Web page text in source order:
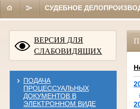
СУДЕБНОЕ
ВЕРСИЯ ДЛЯ
СЛАБОВИДЯЩИХ
ПОДАЧА
ПРОЦЕССУАЛЬНЫХ
ДОКУМЕНТОВ В
ЭЛЕКТРОННОМ ВИДЕ